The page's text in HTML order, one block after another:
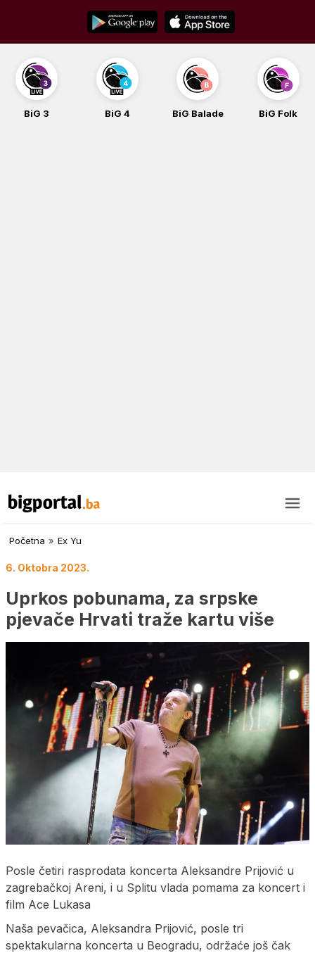
content
BiG 3 BiG 4 BiG Balade BiG Folk
Početna » Ex Yu
6. Oktobra 2023.
Uprkos pobunama, za srpske
pjevače Hrvati traže kartu više
Posle četiri rasprodata koncerta Aleksandre Prijović u
zagrebačkoj Areni, i u Splitu vlada pomama za koncert i
film Ace Lukasa
Naša pevačica, Aleksandra Prijović, posle tri
spektakularna koncerta u Beogradu, održaće još čak